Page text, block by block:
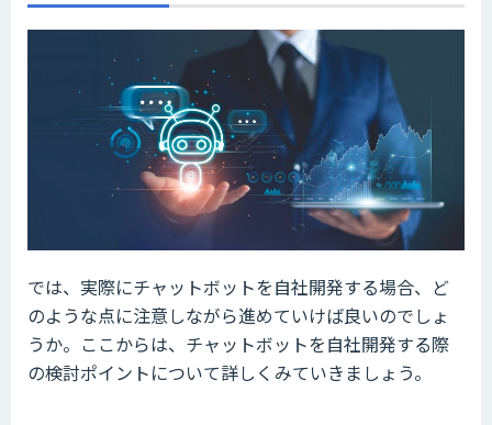
では、実際にチャットボットを自社開発する場合、ど
のような点に注意しながら進めていけば良いのでしょ
うか。ここからは、チャットボットを自社開発する際
の検討ポイントについて詳しくみていきましょう。